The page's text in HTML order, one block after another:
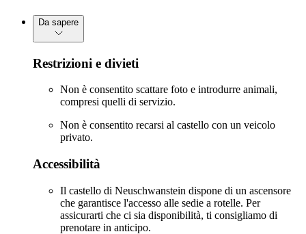
Da sapere
Restrizioni e divieti
Non è consentito scattare foto e introdurre animali,
compresi quelli di servizio.
Non è consentito recarsi al castello con un veicolo
privato.
Accessibilità
Il castello di Neuschwanstein dispone di un ascensore
che garantisce l'accesso alle sedie a rotelle. Per
assicurarti che ci sia disponibilità, ti consigliamo di
prenotare in anticipo.